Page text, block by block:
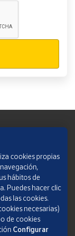
cookies propias
hábitos de
Puedes hacer clic
las cookies.
necesarias)
de cookies
Configurar